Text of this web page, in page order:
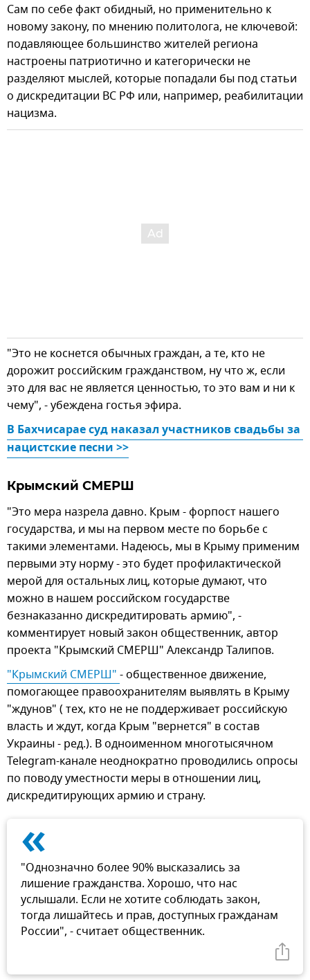
Сам по себе факт обидный, но применительно к
новому закону, по мнению политолога, не ключевой:
подавляющее большинство жителей региона
настроены патриотично и категорически не
разделяют мыслей, которые попадали бы под статьи
о дискредитации ВС РФ или, например, реабилитации
нацизма.
"Это не коснется обычных граждан, а те, кто не
дорожит российским гражданством, ну что ж, если
это для вас не является ценностью, то это вам и ни к
чему", - убеждена гостья эфира.
В Бахчисарае суд наказал участников свадьбы за
нацистские песни >>
Крымский СМЕРШ
"Это мера назрела давно. Крым - форпост нашего
государства, и мы на первом месте по борьбе с
такими элементами. Надеюсь, мы в Крыму применим
первыми эту норму - это будет профилактической
мерой для остальных лиц, которые думают, что
можно в нашем российском государстве
безнаказанно дискредитировать армию", -
комментирует новый закон общественник, автор
проекта "Крымский СМЕРШ" Александр Талипов.
"Крымский СМЕРШ" - общественное движение,
помогающее правоохранителям выявлять в Крыму
"ждунов" ( тех, кто не не поддерживает российскую
власть и ждут, когда Крым "вернется" в состав
Украины - ред.). В одноименном многотысячном
Telegram-канале неоднократно проводились опросы
по поводу уместности меры в отношении лиц,
дискредитирующих армию и страну.
«
"Однозначно более 90% высказались за
лишение гражданства. Хорошо, что нас
услышали. Если не хотите соблюдать закон,
тогда лишайтесь и прав, доступных гражданам
России", - считает общественник.